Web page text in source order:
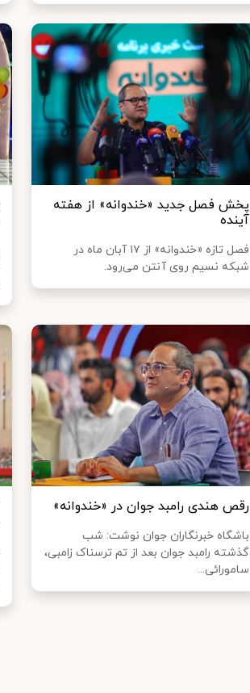
پخش فصل جدید «خندوانه» از هفته
آینده
فصل تازه «خندوانه» از ۱۷ آبان‌ ماه در
شبکه نسیم روی آنتن می‌رود.
رقص هندی رامبد جوان در «خندوانه»
باشگاه خبرنگاران جوان نوشت: شب
گذشته رامبد جوان بعد از تم ترسناک زامبی،
سامورائی...